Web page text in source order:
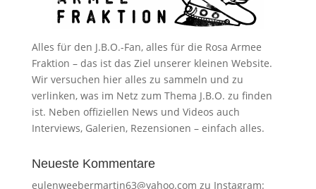
Alles für den J.B.O.-Fan, alles für die Rosa Armee
Fraktion – das ist das Ziel unserer kleinen Website.
Wir versuchen hier alles zu sammeln und zu
verlinken, was im Netz zum Thema J.B.O. zu finden
ist. Neben offiziellen News und Videos auch
Interviews, Galerien, Rezensionen – einfach alles.
Neueste Kommentare
eulenweebermartin63@yahoo.com zu Instagram: